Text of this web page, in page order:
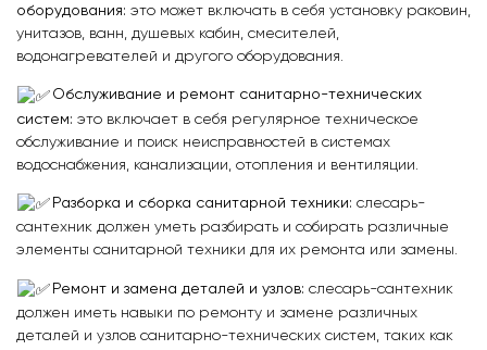
оборудования: это может включать в себя установку раковин,
унитазов, ванн, душевых кабин, смесителей,
водонагревателей и другого оборудования.
Обслуживание и ремонт санитарно-технических
систем: это включает в себя регулярное техническое
обслуживание и поиск неисправностей в системах
водоснабжения, канализации, отопления и вентиляции.
Разборка и сборка санитарной техники: слесарь-
сантехник должен уметь разбирать и собирать различные
элементы санитарной техники для их ремонта или замены.
Ремонт и замена деталей и узлов: слесарь-сантехник
должен иметь навыки по ремонту и замене различных
деталей и узлов санитарно-технических систем, таких как